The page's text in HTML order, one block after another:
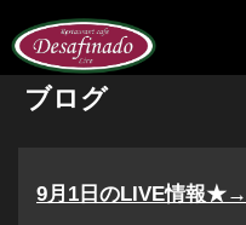
ブログ
9月1日のLIVE情報